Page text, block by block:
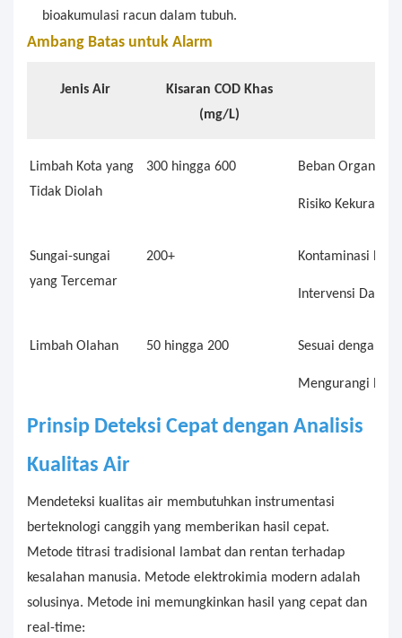
bioakumulasi racun dalam tubuh.
Ambang Batas untuk Alarm
Jenis Air
Kisaran COD Khas
(mg/L)
Limbah Kota yang
Tidak Diolah
300 hingga 600 Beban Organik
Risiko
Sungai-sungai
yang Tercemar
200+ Kontaminasi
Intervensi
Limbah Olahan 50 hingga 200 Sesuai dengan
Mengurangi
Prinsip Deteksi Cepat dengan Analisis
Kualitas Air
Mendeteksi kualitas air membutuhkan instrumentasi
berteknologi canggih yang memberikan hasil cepat.
Metode titrasi tradisional lambat dan rentan terhadap
kesalahan manusia. Metode elektrokimia modern adalah
solusinya. Metode ini memungkinkan hasil yang cepat dan
real-time: